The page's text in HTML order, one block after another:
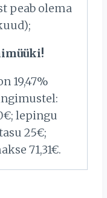
peab olema
19,47%
lepingu
25€;
71,31€.